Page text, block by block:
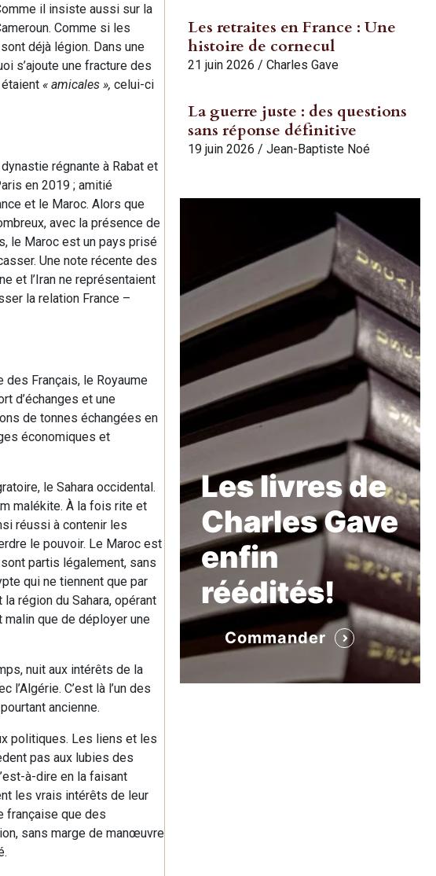
il insiste aussi sur la
Comme si les
déjà légion. Dans une
s’ajoute une fracture des
« amicales », celui-ci
régnante à Rabat et
en 2019 ; amitié
et le Maroc. Alors que
avec la présence de
le Maroc est un pays prisé
Une note récente des
et l’Iran ne représentaient
la relation France –
Français, le Royaume
d’échanges et une
de tonnes échangées en
économiques et
le Sahara occidental.
malékite. À la fois rite et
réussi à contenir les
le pouvoir. Le Maroc est
partis légalement, sans
qui ne tiennent que par
région du Sahara, opérant
malin que de déployer une
nuit aux intérêts de la
C’est là l’un des
ancienne.
politiques. Les liens et les
pas aux lubies des
à-dire en la faisant
les vrais intérêts de leur
française que des
sans marge de manœuvre
Les retraites en France : Une
histoire de cornecul
21 juin 2026 / Charles Gave
La guerre juste : des questions
sans réponse définitive
19 juin 2026 / Jean-Baptiste Noé
Les livres de
Charles Gave
enfin
réédités!
Commander